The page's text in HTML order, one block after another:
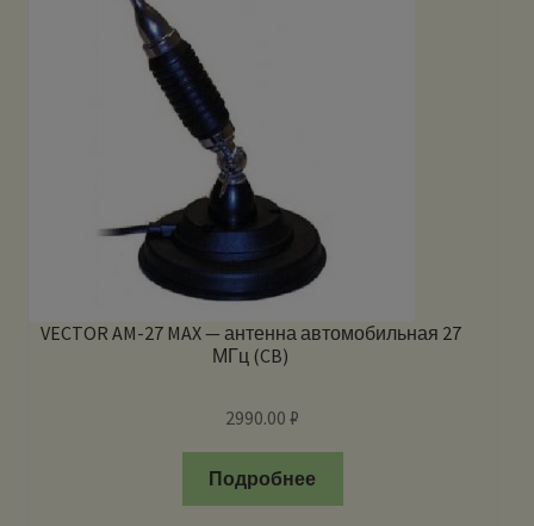
VECTOR AM-27 MAX — антенна автомобильная 27
МГц (CB)
2990.00₽
Подробнее